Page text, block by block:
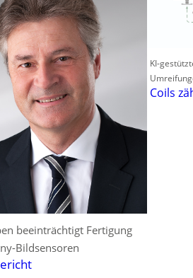
beeinträchtigt Fertigung
Bildsensoren
KI-
Coils